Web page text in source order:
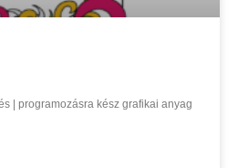
| programozásra kész grafikai anyag